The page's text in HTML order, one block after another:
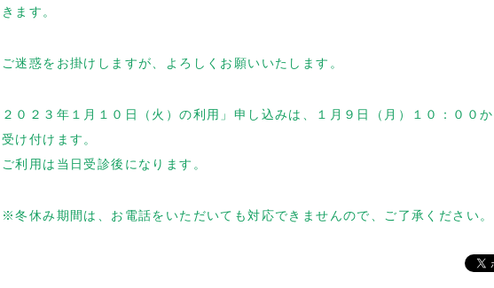
きます。
ご迷惑をお掛けしますが、よろしくお願いいたします。
２０２３年１月１０日（火）の利用」申し込みは、１月９日（月）１０：００
受け付けます。
ご利用は当日受診後になります。
※冬休み期間は、お電話をいただいても対応できませんので、ご了承ください。